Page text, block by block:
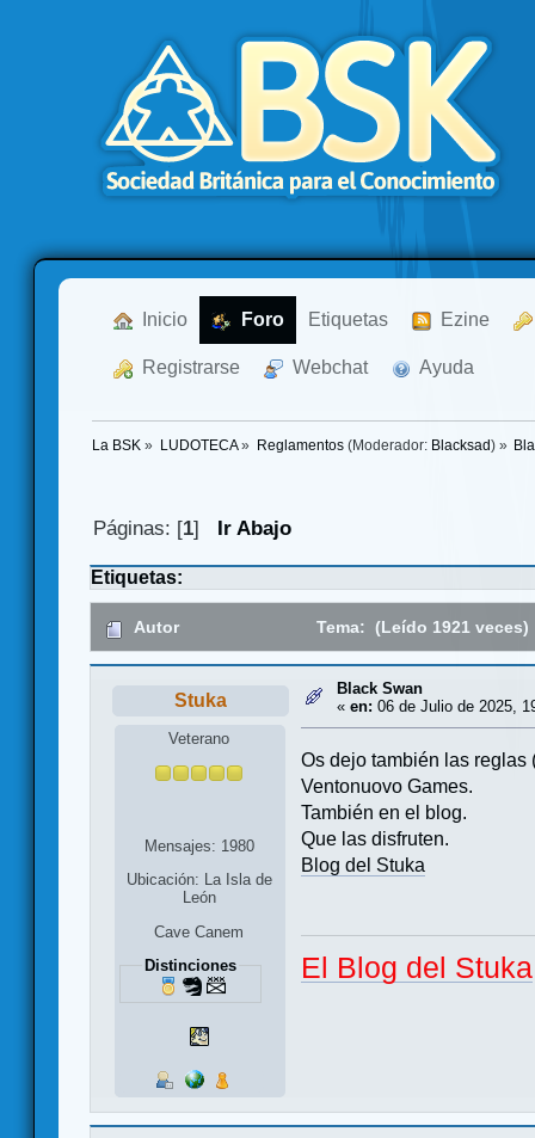
Inicio Foro Etiquetas Ezine
Registrarse Webchat Ayuda
La BSK » LUDOTECA» Reglamentos(Moderador: Blacksad ) »
Páginas: [1] Ir Abajo
Etiquetas:
Autor Tema: (Leído 1921 veces)
Stuka
Veterano
Mensajes: 1980
Ubicación: La Isla de
León
Cave Canem
Distinciones
Black Swan
« en: 06 de Julio de 2025,
Os dejo también las reglas
Ventonuovo Games.
También en el blog.
Que las disfruten.
Blog del Stuka
El Blog del Stuka